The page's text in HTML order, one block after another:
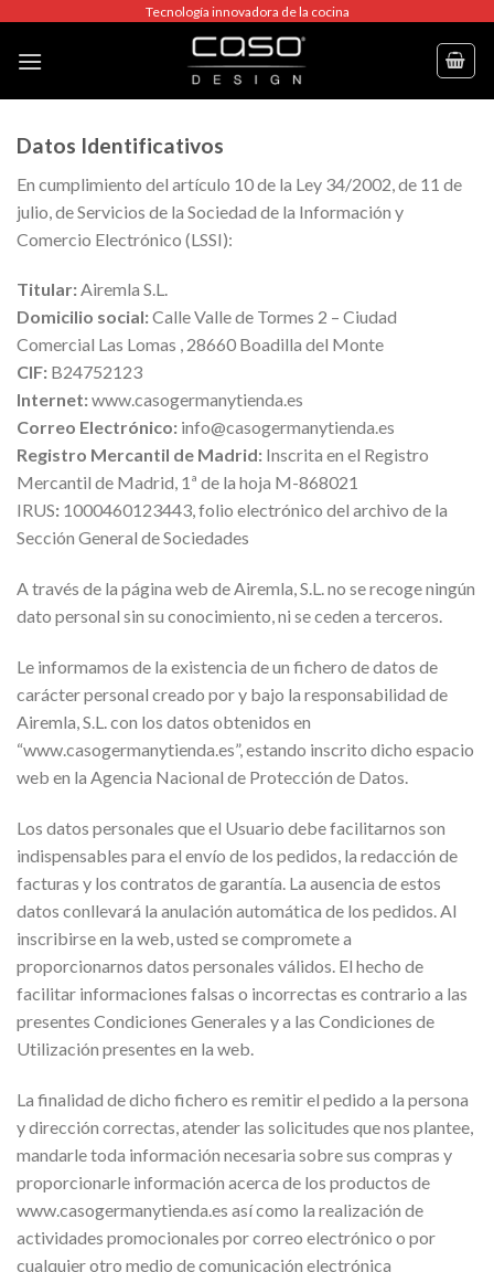
content
Tecnología innovadora de la cocina
Datos Identificativos
En cumplimiento del artículo 10 de la Ley 34/2002, de 11 de
julio, de Servicios de la Sociedad de la Información y
Comercio Electrónico (LSSI):
Titular:Airemla S.L.
Domicilio social:Calle Valle de Tormes 2 – Ciudad
Comercial Las Lomas , 28660 Boadilla del Monte
CIF: B24752123
Internet:www.casogermanytienda.es
Correo Electrónico: info@casogermanytienda.es
Registro Mercantil de Madrid: Inscrita en el Registro
Mercantil de Madrid, 1ª de la hoja M-868021
IRUS: 1000460123443, folio electrónico del archivo de la
Sección General de Sociedades
A través de la página web de Airemla, S.L. no se recoge ningún
dato personal sin su conocimiento, ni se ceden a terceros.
Le informamos de la existencia de un fichero de datos de
carácter personal creado por y bajo la responsabilidad de
Airemla, S.L. con los datos obtenidos en
“www.casogermanytienda.es”, estando inscrito dicho espacio
web en la Agencia Nacional de Protección de Datos.
Los datos personales que el Usuario debe facilitarnos son
indispensables para el envío de los pedidos, la redacción de
facturas y los contratos de garantía. La ausencia de estos
datos conllevará la anulación automática de los pedidos. Al
inscribirse en la web, usted se compromete a
proporcionarnos datos personales válidos. El hecho de
facilitar informaciones falsas o incorrectas es contrario a las
presentes Condiciones Generales y a las Condiciones de
Utilización presentes en la web.
La finalidad de dicho fichero es remitir el pedido a la persona
y dirección correctas, atender las solicitudes que nos plantee,
mandarle toda información necesaria sobre sus compras y
proporcionarle información acerca de los productos de
www.casogermanytienda.es así como la realización de
actividades promocionales por correo electrónico o por
cualquier otro medio de comunicación electrónica